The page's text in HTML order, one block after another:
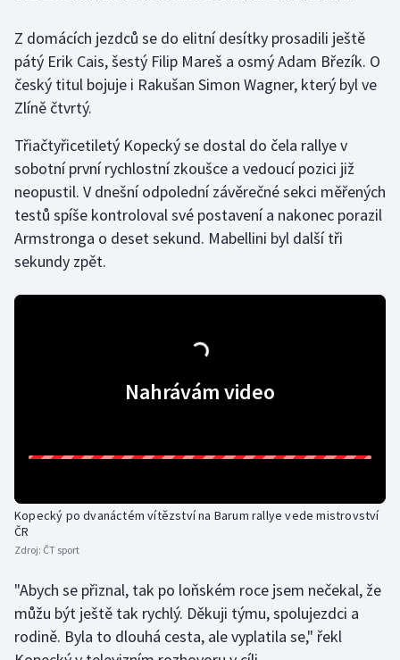
Dostihy
Florbal
Golf
Gymnastika
Házená
Jezdectví
Moderní pětiboj
Motorsport
Olympijské hry
Parasport
Z domácích jezdců se do elitní desítky prosadili ještě
pátý Erik Cais, šestý Filip Mareš a osmý Adam Březík. O
český titul bojuje i Rakušan Simon Wagner, který byl ve
Zlíně čtvrtý.
Třiačtyřicetiletý Kopecký se dostal do čela rallye v
sobotní první rychlostní zkoušce a vedoucí pozici již
neopustil. V dnešní odpolední závěrečné sekci měřených
testů spíše kontroloval své postavení a nakonec porazil
Armstronga o deset sekund. Mabellini byl další tři
sekundy zpět.
Nahrávám video
Kopecký po dvanáctém vítězství na Barum rallye vede mistrovství
ČR
Zdroj: ČT sport
"Abych se přiznal, tak po loňském roce jsem nečekal, že
můžu být ještě tak rychlý. Děkuji týmu, spolujezdci a
rodině. Byla to dlouhá cesta, ale vyplatila se," řekl